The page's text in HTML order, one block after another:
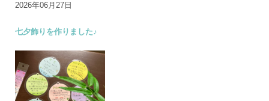
2026年06月27日
七夕飾りを作りました♪